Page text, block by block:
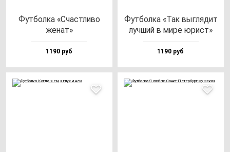
Фут­бол­ка «Счас­тли­во
же­нат»
1190 руб
Фут­бол­ка «Так выг­ля­дит
луч­ший в ми­ре юрист»
1190 руб